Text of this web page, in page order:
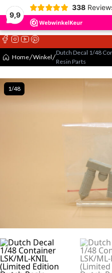
9,9
338
Home Winkel
Dutch Decal 1/48
Resin Parts
1/48